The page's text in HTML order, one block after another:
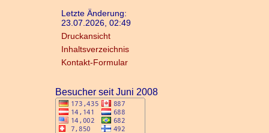
Letzte Änderung:
23.07.2026, 02:49
Druckansicht
Inhaltsverzeichnis
Kontakt-Formular
Besucher seit Juni 2008